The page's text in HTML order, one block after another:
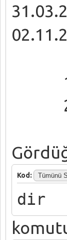
16
22
Kod: Tümünü
dir